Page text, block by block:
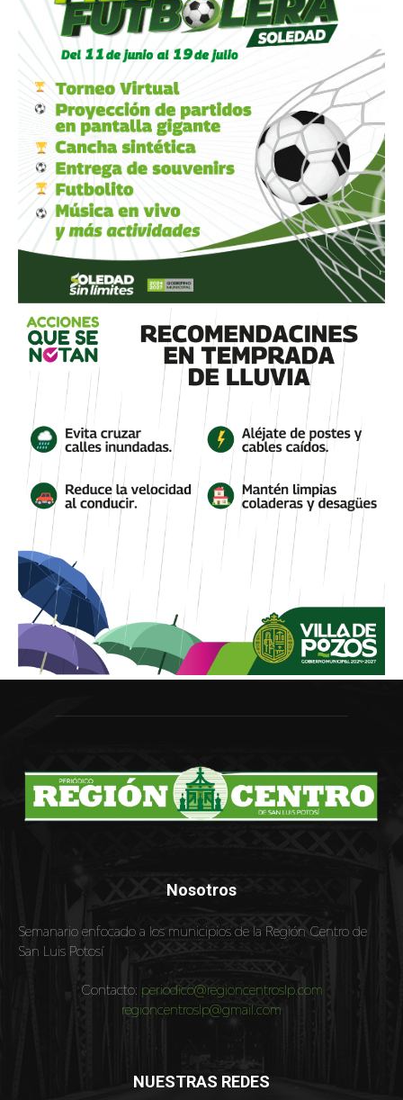
Nosotros
Semanario enfocado a los municipios de la Región Centro de
San Luis Potosí
Contacto: periodico@regioncentroslp.com
regioncentroslp@gmail.com
NUESTRAS REDES